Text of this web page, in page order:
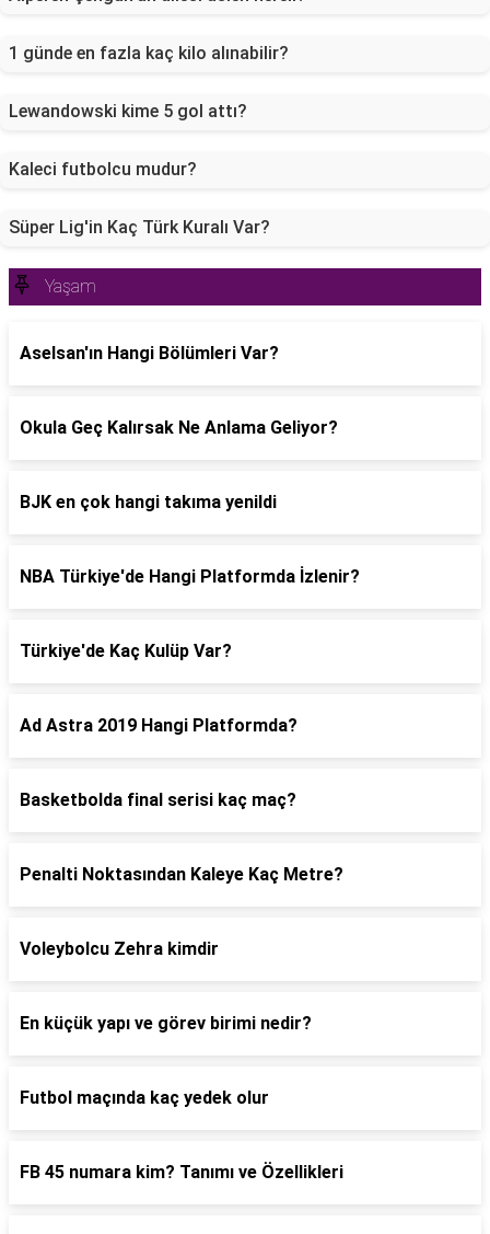
1 günde en fazla kaç kilo alınabilir?
Lewandowski kime 5 gol attı?
Kaleci futbolcu mudur?
Süper Lig'in Kaç Türk Kuralı Var?
Yaşam
Aselsan'ın Hangi Bölümleri Var?
Okula Geç Kalırsak Ne Anlama Geliyor?
BJK en çok hangi takıma yenildi
NBA Türkiye'de Hangi Platformda İzlenir?
Türkiye'de Kaç Kulüp Var?
Ad Astra 2019 Hangi Platformda?
Basketbolda final serisi kaç maç?
Penalti Noktasından Kaleye Kaç Metre?
Voleybolcu Zehra kimdir
En küçük yapı ve görev birimi nedir?
Futbol maçında kaç yedek olur
FB 45 numara kim? Tanımı ve Özellikleri